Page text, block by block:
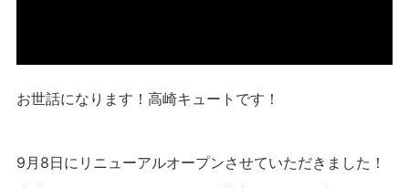
お世話になります！高崎キュートです！
9月8日にリニューアルオープンさせていただきました！